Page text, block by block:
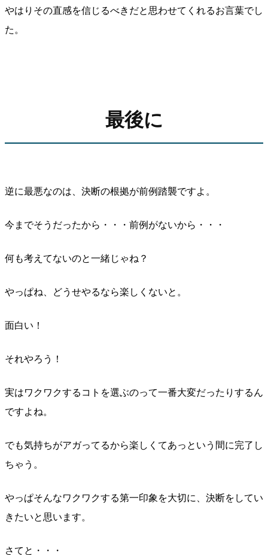
やはりその直感を信じるべきだと思わせてくれるお言葉でし
た。
最後に
逆に最悪なのは、決断の根拠が前例踏襲ですよ。
今までそうだったから・・・前例がないから・・・
何も考えてないのと一緒じゃね？
やっぱね、どうせやるなら楽しくないと。
面白い！
それやろう！
実はワクワクするコトを選ぶのって一番大変だったりするん
ですよね。
でも気持ちがアガってるから楽しくてあっという間に完了し
ちゃう。
やっぱそんなワクワクする第一印象を大切に、決断をしてい
きたいと思います。
さてと・・・